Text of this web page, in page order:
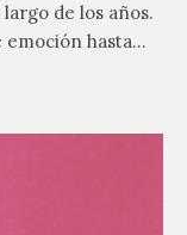
de los años.
emoción hasta